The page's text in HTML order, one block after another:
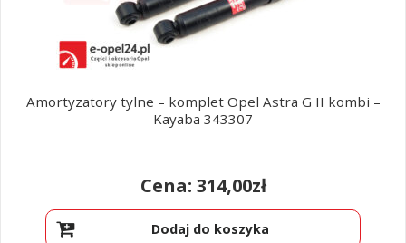
Amortyzatory tylne – komplet Opel Astra G II kombi –
Kayaba 343307
314,00zł
Dodaj do koszyka